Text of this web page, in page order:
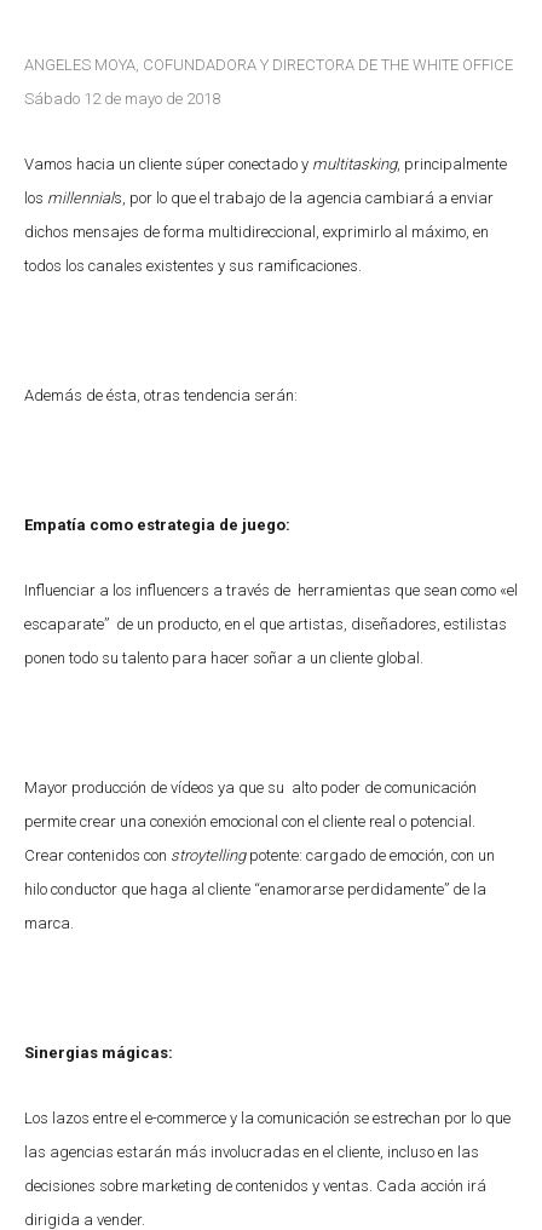
ANGELES MOYA, COFUNDADORA Y DIRECTORA DE THE WHITE OFFICE
Sábado 12 de mayo de 2018
Vamos hacia un cliente súper conectado y multitasking, principalmente
los millennials, por lo que el trabajo de la agencia cambiará a enviar
dichos mensajes de forma multidireccional, exprimirlo al máximo, en
todos los canales existentes y sus ramificaciones.
Además de ésta, otras tendencia serán:
Empatía como estrategia de juego:
Influenciar a los influencers a través de herramientas que sean como «el
escaparate” de un producto, en el que artistas, diseñadores, estilistas
ponen todo su talento para hacer soñar a un cliente global.
Mayor producción de vídeos ya que su alto poder de comunicación
permite crear una conexión emocional con el cliente real o potencial.
Crear contenidos con stroytelling potente: cargado de emoción, con un
hilo conductor que haga al cliente “enamorarse perdidamente” de la
marca.
Sinergias mágicas:
Los lazos entre el e-commerce y la comunicación se estrechan por lo que
las agencias estarán más involucradas en el cliente, incluso en las
decisiones sobre marketing de contenidos y ventas. Cada acción irá
dirigida a vender.